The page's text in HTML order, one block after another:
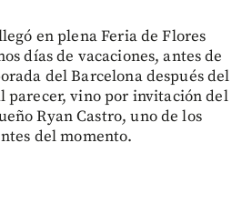
en plena Feria de Flores
días de vacaciones, antes de
del Barcelona después del
parecer, vino por invitación del
Ryan Castro, uno de los
del momento.